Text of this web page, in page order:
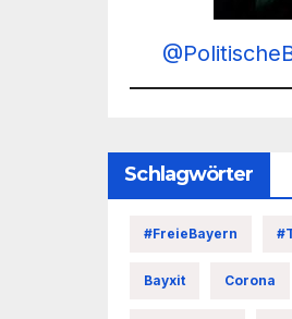
Schlagwörter
#FreieBayern
Bayxit Corona